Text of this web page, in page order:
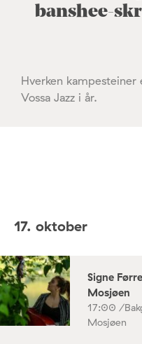
banshee-
Hverken
Vossa Jazz i år.
17. oktober
Signe
Mosjøen
17:00 /
Mosjøen